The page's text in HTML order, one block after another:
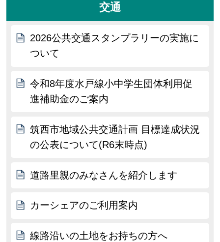
交通
2026公共交通スタンプラリーの実施に
ついて
令和8年度水戸線小中学生団体利用促
進補助金のご案内
筑西市地域公共交通計画 目標達成状況
の公表について(R6末時点)
道路里親のみなさんを紹介します
カーシェアのご利用案内
線路沿いの土地をお持ちの方へ